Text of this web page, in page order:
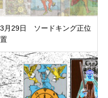
3月29日 ソードキング正位
置